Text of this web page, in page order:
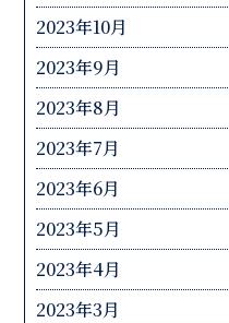
2023年10月
2023年9月
2023年8月
2023年7月
2023年6月
2023年5月
2023年4月
2023年3月